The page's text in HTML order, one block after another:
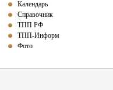
Календарь
Справочник
ТПП РФ
ТПП-Информ
Фото